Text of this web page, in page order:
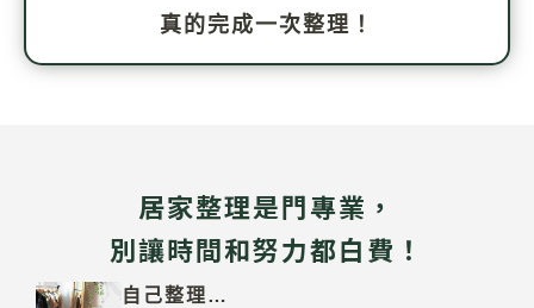
真的完成一次整理！
居家整理是門專業，
別讓時間和努力都白費！
自己整理…